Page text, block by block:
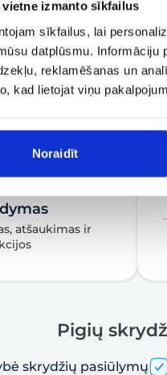
vietne izmanto sīkfailus
sīkfailus, lai
datplūsmu.
reklamēšanas un
kad lietojat viņu
Noraidīt
atšaukimas ir
Pigių
skrydžių pasiūlymų